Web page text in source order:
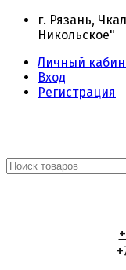
г. Рязань,
Никольское"
Личный
Вход
Регистрация